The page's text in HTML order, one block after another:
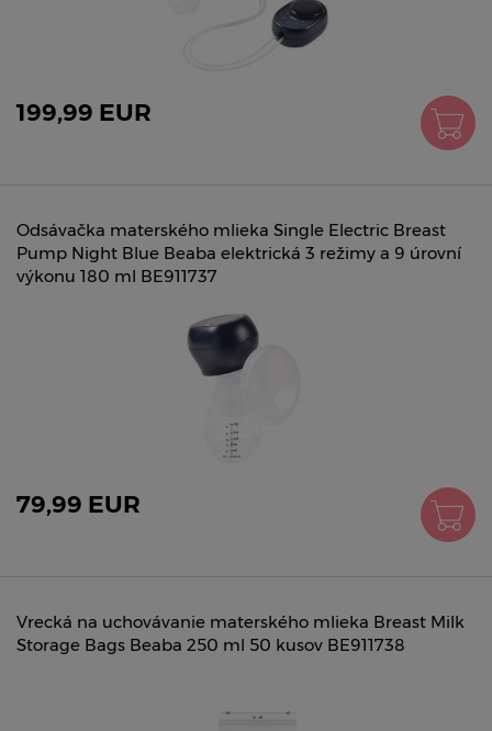
199,99 EUR
Odsávačka materského mlieka Single Electric Breast
Pump Night Blue Beaba elektrická 3 režimy a 9 úrovní
výkonu 180 ml BE911737
79,99 EUR
Vrecká na uchovávanie materského mlieka Breast Milk
Storage Bags Beaba 250 ml 50 kusov BE911738